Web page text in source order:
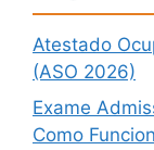
Atestado
(ASO 2026)
Exame
Como